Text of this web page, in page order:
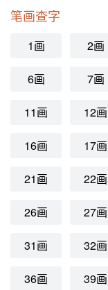
笔画查字
1画 2画
6画 7画
11画 12画
16画 17画
21画 22画
26画 27画
31画 32画
36画 39画